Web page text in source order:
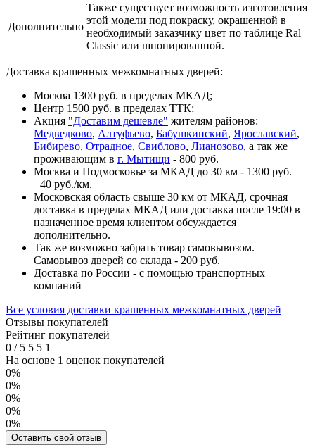
Дополнительно
Также существует возможность изготовления
этой модели под покраску, окрашенной в
необходимый заказчику цвет по таблице Ral
Classic или шпонированной.
Доставка крашенных межкомнатных дверей:
Москва 1300 руб. в пределах МКАД;
Центр 1500 руб. в пределах ТТК;
Акция "Доставим дешевле" жителям районов:
Медведково, Алтуфьево, Бабушкинский, Ярославский,
Бибирево, Отрадное, Свиблово, Лианозово, а так же
проживающим в г. Мытищи - 800 руб.
Москва и Подмосковье за МКАД до 30 км - 1300 руб.
+40 руб./км.
Московская область свыше 30 км от МКАД, срочная
доставка в пределах МКАД или доставка после 19:00 в
назначенное время клиентом обсуждается
дополнительно.
Так же возможно забрать товар самовывозом.
Самовывоз дверей со склада - 200 руб.
Доставка по России - с помощью транспортных
компаний
Все условия доставки крашенных межкомнатных дверей
Отзывы покупателей
Рейтинг покупателей
0 /5 5 5 1
На основе 1 оценок покупателей
0%
0%
0%
0%
0%
Оставить свой отзыв